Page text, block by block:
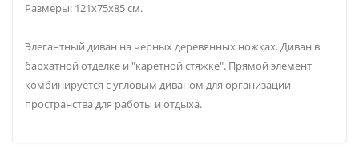
Размеры: 121х75х85 см.
Элегантный диван на черных деревянных ножках. Диван в
бархатной отделке и "каретной стяжке". Прямой элемент
комбинируется с угловым диваном для организации
пространства для работы и отдыха.